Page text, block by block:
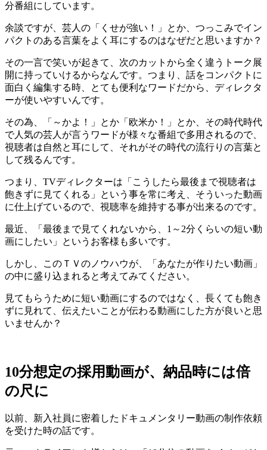
分番組にしています。
余談ですが、芸人の「くせが強い！」とか、つっこみでイン
パクトのある言葉をよく耳にするのはなぜだと思いますか？
その一言で笑いが起きて、次のカットから全く違うトーク展
開に持っていけるからなんです。つまり、話をコンパクトに
面白く編集する時、とても便利なワードだから、ディレクタ
ーが使いやすいんです。
その為、「～かよ！」とか「欧米か！」とか、その時代時代
で人気の芸人が言うワードが様々な番組で多用されるので、
視聴者は自然と耳にして、それがその時代の流行りの言葉と
して残るんです。
つまり、TVディレクターは「こうしたら最後まで視聴者は
飽きずに見てくれる」という事を常に考え、そういった動画
に仕上げているので、視聴率を維持する事が出来るのです。
最近、「最後まで見てくれないから、1～2分くらいの短い動
画にしたい」というお客様も多いです。
しかし、このＴＶのノウハウが、「あなたが作りたい動画」
の中に盛り込まれると考えてみてください。
見てもらうために短い動画にするのではなく、長くても飽き
ずに見れて、伝えたいことが伝わる動画にした方が良いと思
いませんか？
10分想定の採用動画が、納品時には倍
の尺に
以前、新入社員に密着したドキュメンタリー動画の制作依頼
を受けた時の話です。